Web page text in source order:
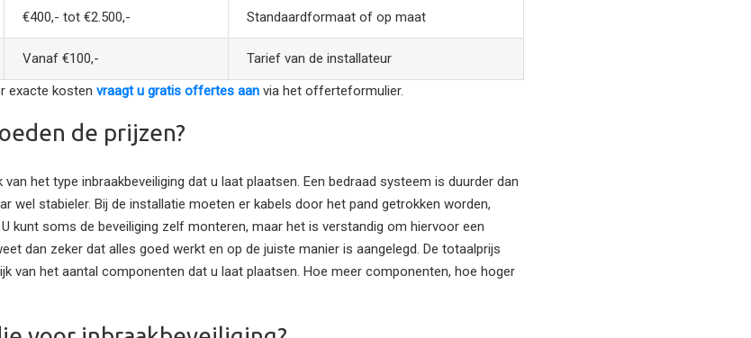
€400,- tot €2.500,- Standaardformaat of op maat
Vanaf €100,-
Tarief van de installateur
exacte kosten vraagt u gratis offertes aan via het offerteformulier.
de prijzen?
het type inbraakbeveiliging dat u laat plaatsen. Een bedraad systeem is duurder dan
wel stabieler. Bij de installatie moeten er kabels door het pand getrokken worden,
kunt soms de beveiliging zelf monteren, maar het is verstandig om hiervoor een
dan zeker dat alles goed werkt en op de juiste manier is aangelegd. De totaalprijs
van het aantal componenten dat u laat plaatsen. Hoe meer componenten, hoe hoger